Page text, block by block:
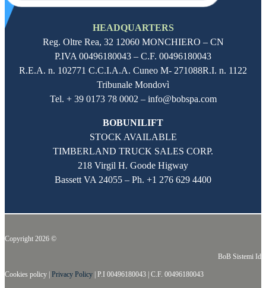
HEADQUARTERS
Reg. Oltre Rea, 32 12060 MONCHIERO – CN
P.IVA 00496180043 – C.F. 00496180043
R.E.A. n. 102771 C.C.I.A.A. Cuneo M- 271088R.I. n. 1122
Tribunale Mondovì
Tel. + 39 0173 78 0002 – info@bobspa.com
BOBUNILIFT
STOCK AVAILABLE
TIMBERLAND TRUCK SALES CORP.
218 Virgil H. Goode Higway
Bassett VA 24055 – Ph. +1 276 629 4400
Copyright 2026 ©
BoB Sistemi
Cookies policy | Privacy Policy | P.I 00496180043 | C.F. 00496180043